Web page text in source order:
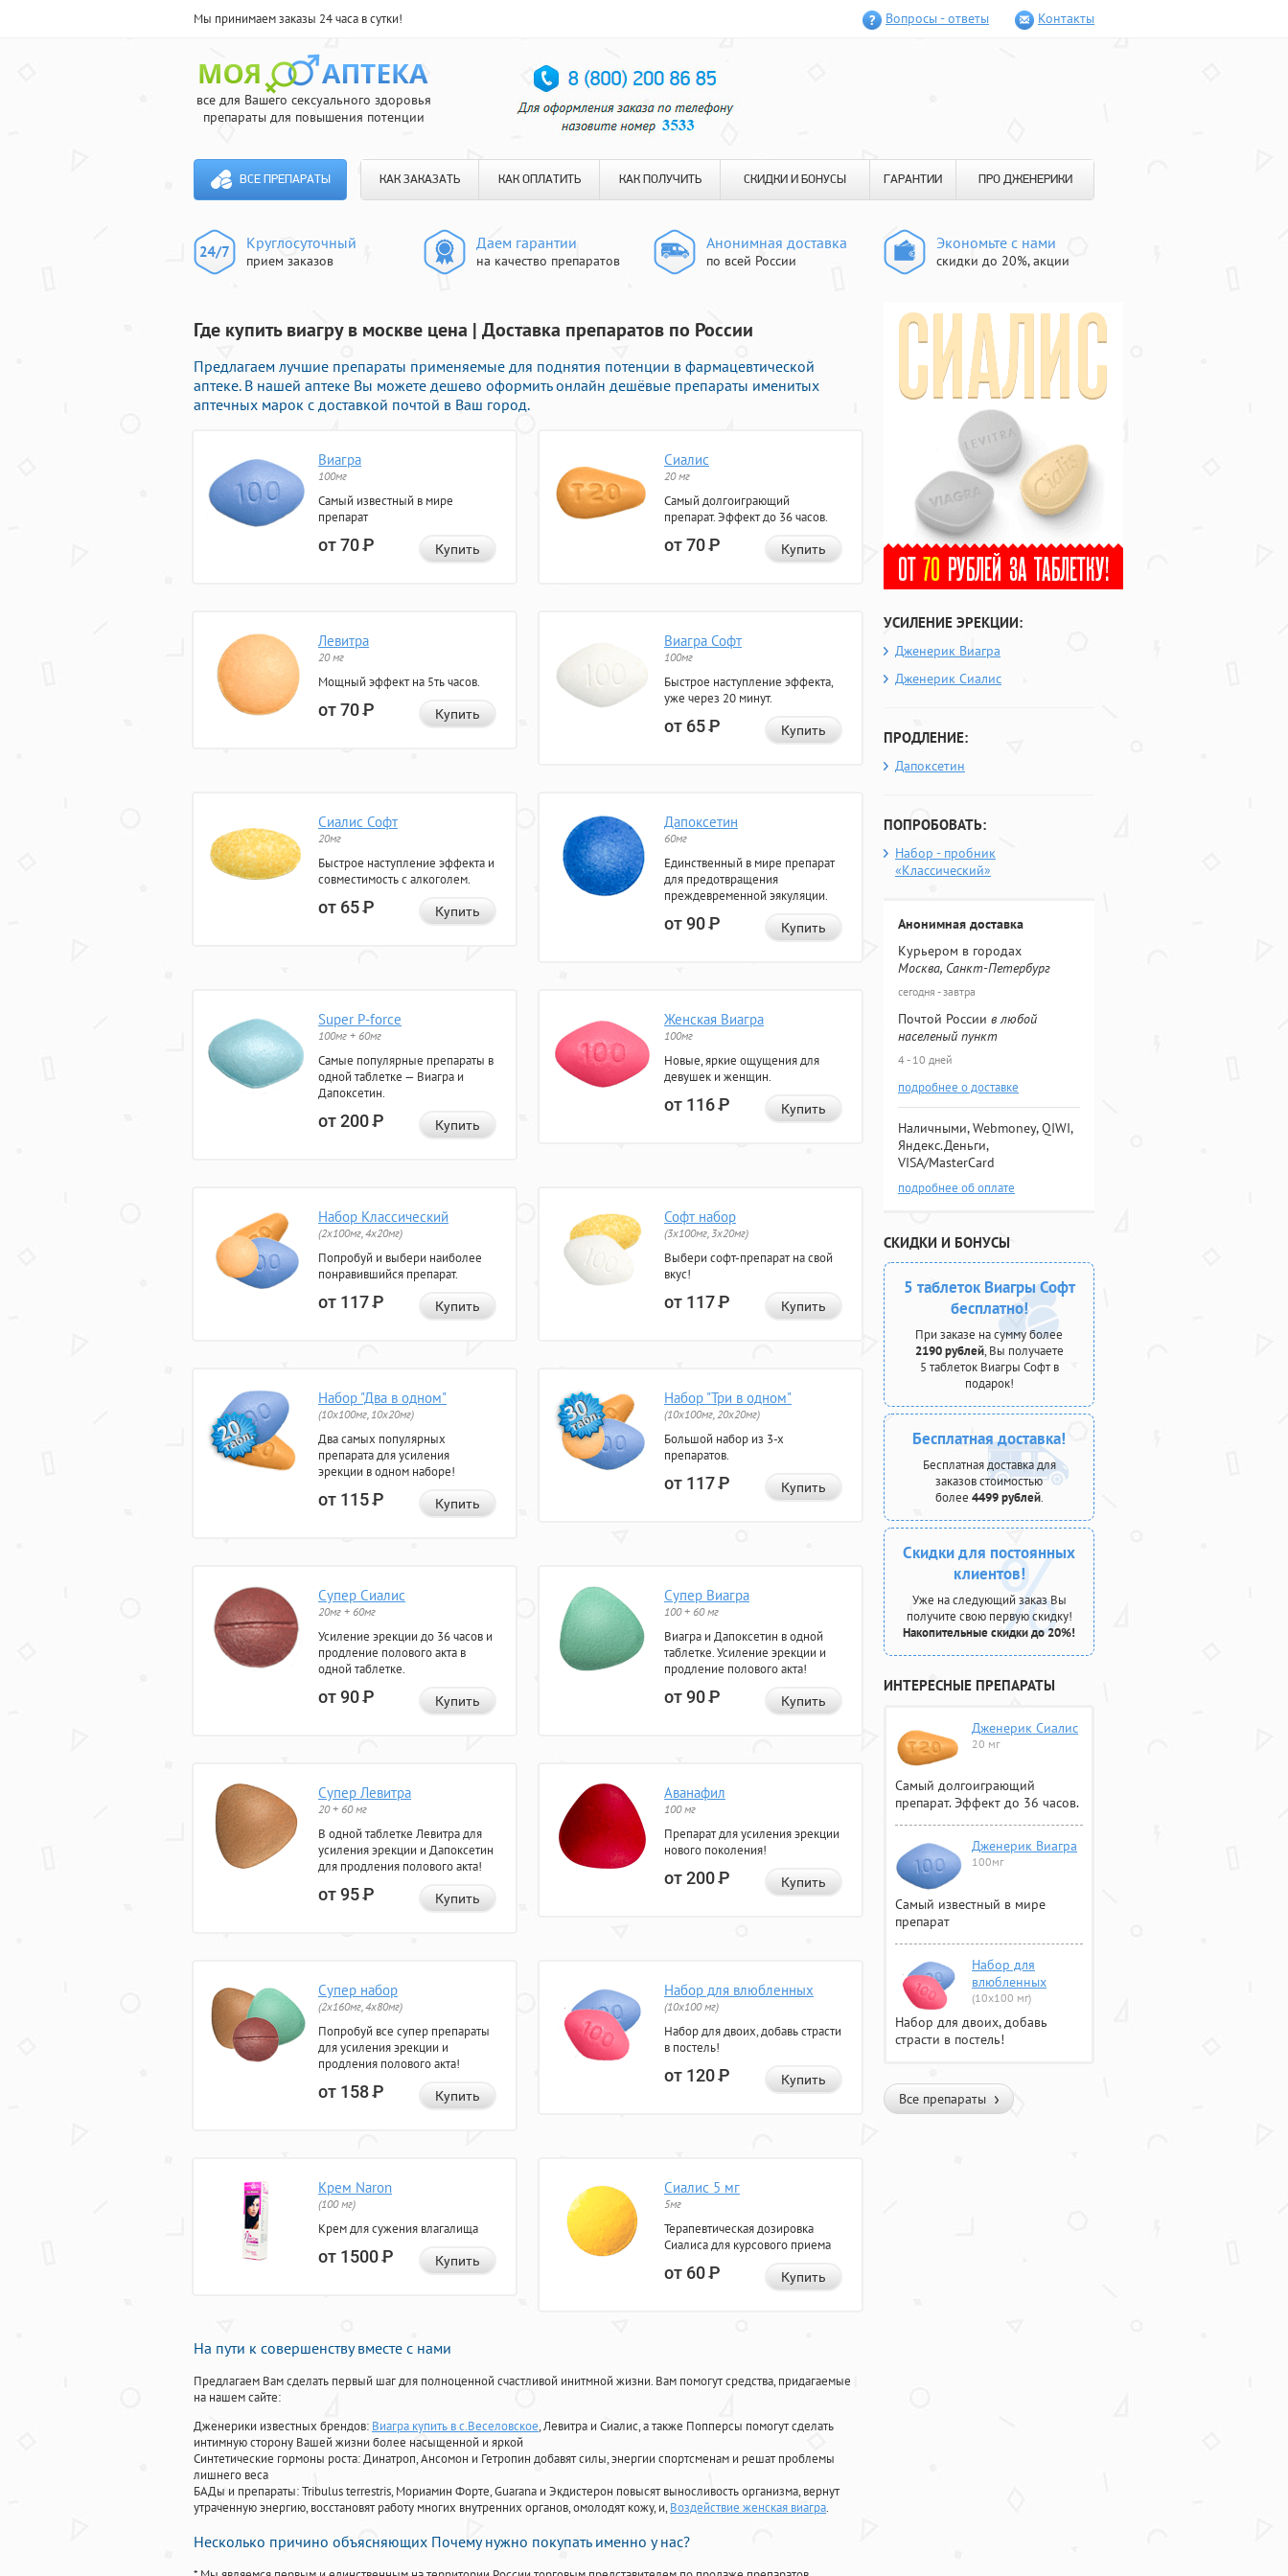
Мы принимаем заказы 24 часа в сутки! Вопросы - ответы Контакты
все для Вашего сексуального здоровья
препараты для повышения потенции
ВСЕ ПРЕПАРАТЫ КАК ЗАКАЗАТЬ КАК ОПЛАТИТЬ КАК ПОЛУЧИТЬ СКИДКИ И БОНУСЫ ГАРАНТИИ ПРО ДЖЕНЕРИКИ
Круглосуточный
прием заказов
Даем гарантии
на качество препаратов
Анонимная доставка
по всей России
Экономьте с нами
скидки до 20%, акции
Где купить виагру в москве цена | Доставка препаратов по России
Предлагаем лучшие препараты применяемые для поднятия потенции в фармацевтической
аптеке. В нашей аптеке Вы можете дешево оформить онлайн дешёвые препараты именитых
аптечных марок с доставкой почтой в Ваш город.
Виагра
100мг
Самый известный в мире
препарат
от 70Р Купить
Сиалис
20 мг
Самый долгоиграющий
препарат. Эффект до 36 часов.
от 70Р Купить
Левитра
20 мг
Мощный эффект на 5ть часов.
от 70Р Купить
Виагра Софт
100мг
Быстрое наступление эффекта,
уже через 20 минут.
от 65Р Купить
Сиалис Софт
20мг
Быстрое наступление эффекта и
совместимость с алкоголем.
от 65Р Купить
Дапоксетин
60мг
Единственный в мире препарат
для предотвращения
преждевременной эякуляции.
от 90Р Купить
Super P-force
100мг + 60мг
Самые популярные препараты в
одной таблетке — Виагра и
Дапоксетин.
от 200Р Купить
Женская Виагра
100мг
Новые, яркие ощущения для
девушек и женщин.
от 116Р Купить
Набор Классический
(2x100мг, 4x20мг)
Попробуй и выбери наиболее
понравившийся препарат.
от 117Р Купить
Софт набор
(3x100мг, 3x20мг)
Выбери софт-препарат на свой
вкус!
от 117Р Купить
Набор "Два в одном"
(10x100мг, 10x20мг)
Два самых популярных
препарата для усиления
эрекции в одном наборе!
от 115Р Купить
Набор "Три в одном"
(10x100мг, 20x20мг)
Большой набор из 3-х
препаратов.
от 117Р Купить
Супер Сиалис
20мг + 60мг
Усиление эрекции до 36 часов и
продление полового акта в
одной таблетке.
от 90Р Купить
Супер Виагра
100 + 60 мг
Виагра и Дапоксетин в одной
таблетке. Усиление эрекции и
продление полового акта!
от 90Р Купить
Супер Левитра
20 + 60 мг
В одной таблетке Левитра для
усиления эрекции и Дапоксетин
для продления полового акта!
от 95Р Купить
Аванафил
100 мг
Препарат для усиления эрекции
нового поколения!
от 200Р Купить
Супер набор
(2х160мг, 4х80мг)
Попробуй все супер препараты
для усиления эрекции и
продления полового акта!
от 158Р Купить
Набор для влюбленных
(10х100 мг)
Набор для двоих, добавь страсти
в постель!
от 120Р Купить
Крем Naron
(100 мг)
Крем для сужения влагалища
от 1500Р Купить
Сиалис 5 мг
5мг
Терапевтическая дозировка
Сиалиса для курсового приема
от 60Р Купить
На пути к совершенству вместе с нами
Предлагаем Вам сделать первый шаг для полноценной счастливой инитмной жизни. Вам помогут средства, придагаемые
на нашем сайте:
Дженерики известных брендов: Виагра купить в с.Веселовское, Левитра и Сиалис, а также Попперсы помогут сделать
интимную сторону Вашей жизни более насыщенной и яркой
Синтетические гормоны роста: Динатроп, Ансомон и Гетропин добавят силы, энергии спортсменам и решат проблемы
лишнего веса
БАДы и препараты:Tribulus terrestris, Мориамин Форте, Guarana и Экдистерон повысят выносливость организма, вернут
утраченную энергию, восстановят работу многих внутренних органов, омолодят кожу, и, Воздействие женская виагра.
Несколько причино объясняющих Почему нужно покупать именно у нас?
УСИЛЕНИЕ ЭРЕКЦИИ:
Дженерик Виагра
Дженерик Сиалис
ПРОДЛЕНИЕ:
Дапоксетин
ПОПРОБОВАТЬ:
Набор - пробник
«Классический»
Анонимная доставка
Курьером в городах
Москва, Санкт-Петербург
сегодня - завтра
Почтой России в любой
населеный пункт
4 - 10 дней
подробнее о доставке
Наличными, Webmoney, QIWI,
Яндекс.Деньги,
VISA/MasterCard
подробнее об оплате
СКИДКИ И БОНУСЫ
5 таблеток Виагры Софт
бесплатно!
При заказе на сумму более
2190 рублей, Вы получаете
5 таблеток Виагры Софт в
подарок!
Бесплатная доставка!
Бесплатная доставка для
заказов стоимостью
более 4499 рублей.
Скидки для постоянных
клиентов!
Уже на следующий заказ Вы
получите свою первую скидку!
Накопительные скидки до 20%!
ИНТЕРЕСНЫЕ ПРЕПАРАТЫ
Дженерик Сиалис
20 мг
Самый долгоиграющий
препарат. Эффект до 36 часов.
Дженерик Виагра
100мг
Самый известный в мире
препарат
Набор для
влюбленных
(10х100 мг)
Набор для двоих, добавь
страсти в постель!
Все препараты